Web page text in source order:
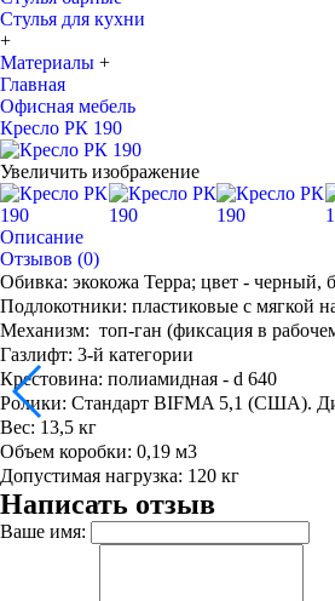
Стулья для кухни
+
Материалы +
Главная
Офисная мебель
Кресло РК 190
Увеличить изображение
Описание
Отзывов (0)
Обивка: экокожа Терра; цвет - черный,
Подлокотники: пластиковые с мягкой
Механизм: топ-ган (фиксация в
Газлифт: 3-й категории
Крестовина: полиамидная - d 640
Ролики: Стандарт BIFMA 5,1 (США).
Вес: 13,5 кг
Объем коробки: 0,19 м3
Допустимая нагрузка: 120 кг
Написать отзыв
Ваше имя: